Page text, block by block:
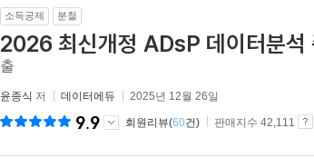
소득공제 분철
2026 최신개정 ADsP 데이터분석
출
윤종식 저 데이터에듀 2025년 12월 26일
9.9 회원리뷰(60건) 판매지수 42,111